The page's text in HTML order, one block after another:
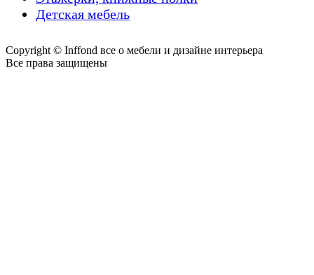
Детская мебель
Copyright © Inffond все о мебели и дизайне интерьера
Все права защищены